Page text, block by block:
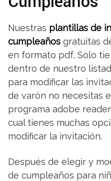
Nuestras plantillas de
cumpleaños gratuitas
en formato pdf, Solo
dentro de nuestro
para modificar las
de varón no necesitas
programa adobe
cual tienes muchas
modificar la invitación.
Después de elegir y
de cumpleaños para